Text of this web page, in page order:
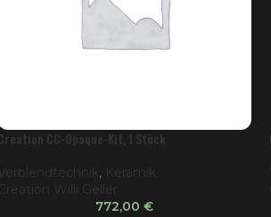
CC-Opaque-Kit, 1 Stück
Verblendtechnik , Keramik
Creation Willi Geller
772,00 €